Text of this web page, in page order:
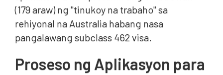
(179 araw) ng "tinukoy na trabaho" sa
rehiyonal na Australia habang nasa
pangalawang subclass 462 visa.
Proseso ng Aplikasyon para